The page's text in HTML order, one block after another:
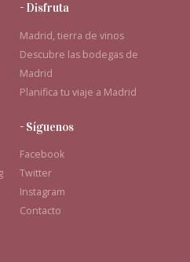
- Disfruta
Madrid, tierra de vinos
Descubre las bodegas de
Madrid
Planifica tu viaje a Madrid
- Síguenos
Facebook
Twitter
Instagram
Contacto